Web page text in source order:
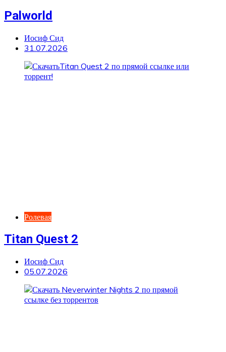
Palworld
Иосиф Сид
31.07.2026
Ролевая
Titan Quest 2
Иосиф Сид
05.07.2026